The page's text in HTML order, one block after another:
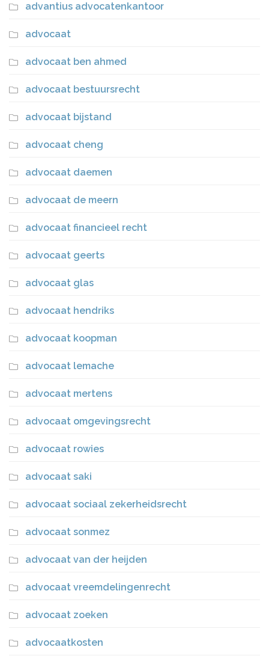
advantius advocatenkantoor
advocaat
advocaat ben ahmed
advocaat bestuursrecht
advocaat bijstand
advocaat cheng
advocaat daemen
advocaat de meern
advocaat financieel recht
advocaat geerts
advocaat glas
advocaat hendriks
advocaat koopman
advocaat lemache
advocaat mertens
advocaat omgevingsrecht
advocaat rowies
advocaat saki
advocaat sociaal zekerheidsrecht
advocaat sonmez
advocaat van der heijden
advocaat vreemdelingenrecht
advocaat zoeken
advocaatkosten